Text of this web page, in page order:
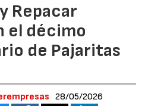
Repacar
el décimo
de Pajaritas
28/05/2026